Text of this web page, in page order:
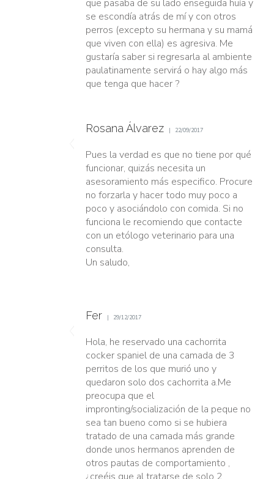
que pasaba de su lado enseguida huía y
se escondía atrás de mí y con otros
perros (excepto su hermana y su mamá
que viven con ella) es agresiva. Me
gustaría saber si regresarla al ambiente
paulatinamente servirá o hay algo más
que tenga que hacer ?
Rosana Álvarez 22/09/2017
Pues la verdad es que no tiene por qué
funcionar, quizás necesita un
asesoramiento más especifico. Procure
no forzarla y hacer todo muy poco a
poco y asociándolo con comida. Si no
funciona le recomiendo que contacte
con un etólogo veterinario para una
consulta.
Un saludo,
Fer 29/12/2017
Hola, he reservado una cachorrita
cocker spaniel de una camada de 3
perritos de los que murió uno y
quedaron solo dos cachorrita a.Me
preocupa que el
impronting/socialización de la peque no
sea tan bueno como si se hubiera
tratado de una camada más grande
donde unos hermanos aprenden de
otros pautas de comportamiento ,